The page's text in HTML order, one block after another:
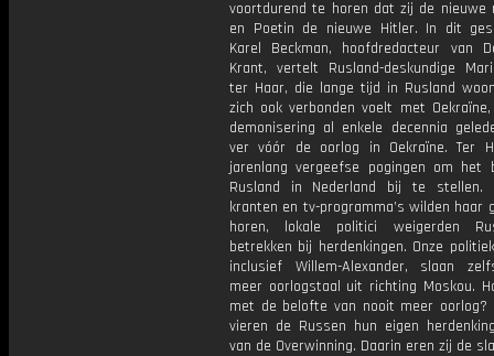
voortdurend te horen dat zij de nieuwe
en Poetin de nieuwe Hitler. In dit
Karel Beckman, hoofdredacteur van
Krant, vertelt Rusland-deskundige
ter Haar, die lange tijd in Rusland
zich ook verbonden voelt met
demonisering al enkele decennia
ver vóór de oorlog in Oekraïne. Ter
jarenlang vergeefse pogingen om het
Rusland in Nederland bij te stellen.
kranten en tv-programma’s wilden haar
horen, lokale politici weigerden
betrekken bij herdenkingen. Onze
inclusief Willem-Alexander, slaan
meer oorlogstaal uit richting Moskou.
met de belofte van nooit meer oorlog?
vieren de Russen hun eigen
van de Overwinning. Daarin eren zij de